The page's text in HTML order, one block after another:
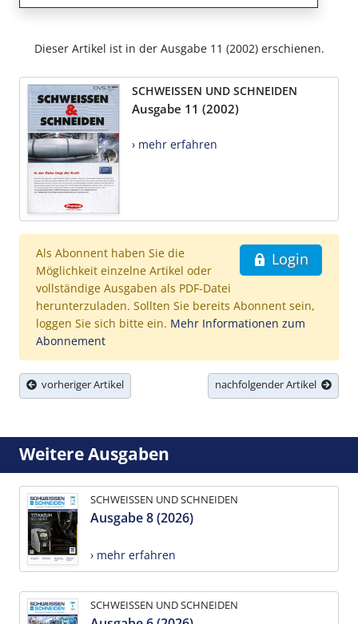
Dieser Artikel ist in der Ausgabe 11 (2002) erschienen.
SCHWEISSEN UND SCHNEIDEN
Ausgabe 11 (2002)
› mehr erfahren
Login
Als Abonnent haben Sie die
Möglichkeit einzelne Artikel oder
vollständige Ausgaben als PDF-Datei
herunterzuladen. Sollten Sie bereits Abonnent sein,
loggen Sie sich bitte ein. Mehr Informationen zum
Abonnement
vorheriger Artikel nachfolgender Artikel
Weitere Ausgaben
SCHWEISSEN UND SCHNEIDEN
Ausgabe 8 (2026)
› mehr erfahren
SCHWEISSEN UND SCHNEIDEN